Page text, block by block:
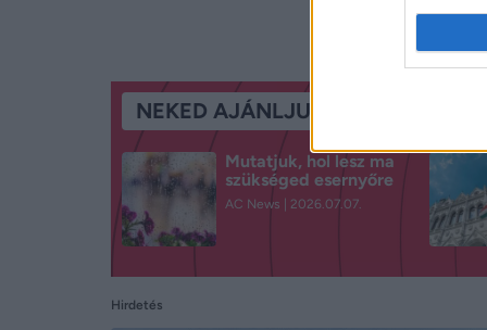
NEKED AJÁNLJUK
Mutatjuk, hol lesz ma
szükséged esernyőre
AC News 2026.07.07.
Hirdetés